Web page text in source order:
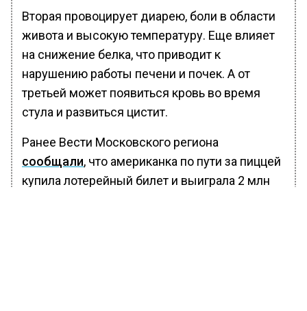
Вторая провоцирует диарею, боли в области
живота и высокую температуру. Еще влияет
на снижение белка, что приводит к
нарушению работы печени и почек. А от
третьей может появиться кровь во время
стула и развиться цистит.
Ранее Вести Московского региона
сообщали, что американка по пути за пиццей
купила лотерейный билет и выиграла 2 млн